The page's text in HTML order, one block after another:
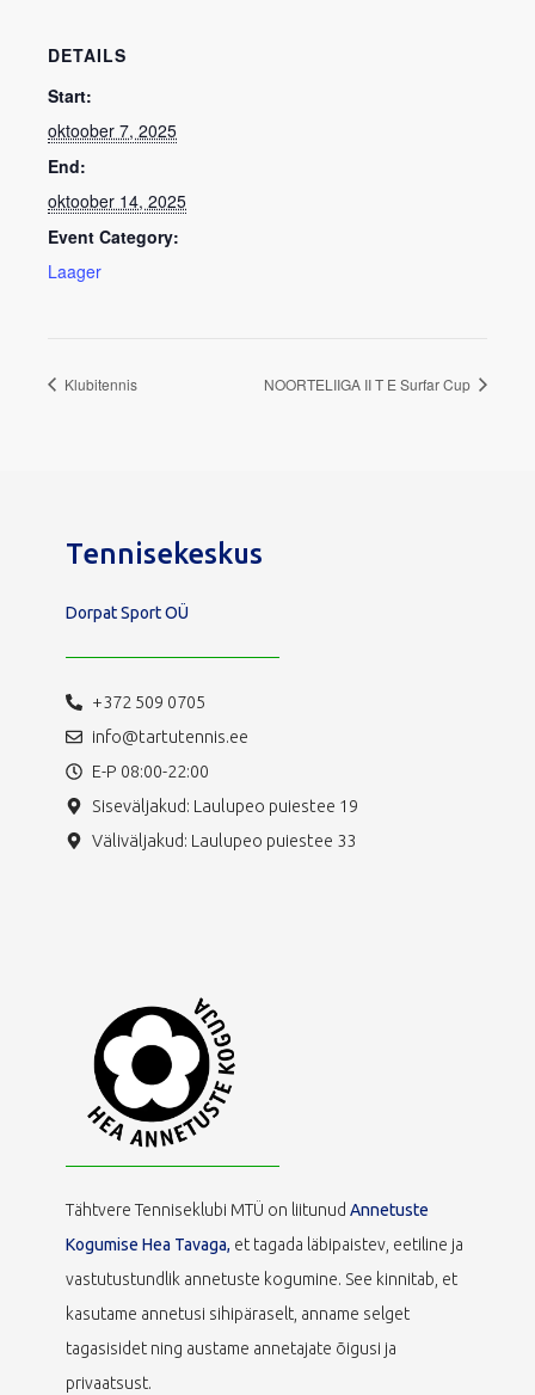
DETAILS
Start:
oktoober 7, 2025
End:
oktoober 14, 2025
Event Category:
Laager
Klubitennis NOORTELIIGA II T E Surfar Cup
Tennisekeskus
Dorpat Sport OÜ
+372 509 0705
info@tartutennis.ee
E-P 08:00-22:00
Siseväljakud: Laulupeo puiestee 19
Väliväljakud: Laulupeo puiestee 33
Tähtvere Tenniseklubi MTÜ on liitunud Annetuste
Kogumise Hea Tavaga, et tagada läbipaistev, eetiline ja
vastutustundlik annetuste kogumine. See kinnitab, et
kasutame annetusi sihipäraselt, anname selget
tagasisidet ning austame annetajate õigusi ja
privaatsust.